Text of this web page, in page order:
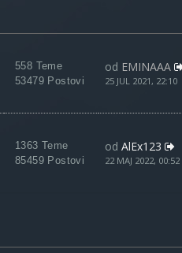
558 Teme
53479 Postovi
od EMINAAA
25 JUL 2021, 22:10
1363 Teme
85459 Postovi
od AlEx123
22 MAJ 2022, 00:52